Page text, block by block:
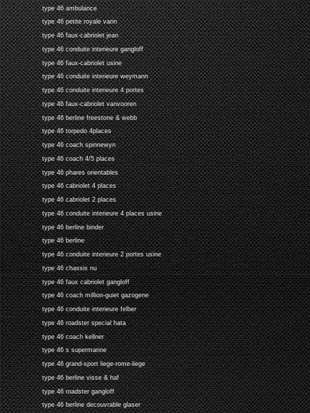
type 46 ambulance
type 46 petite royale varin
type 46 faux-cabriolet jean
type 46 conduite interieure gangloff
type 46 faux-cabriolet usine
type 46 conduite interieure weymann
type 46 conduite interieure 4 portes
type 46 faux-cabriolet vanvooren
type 46 berline freestone & webb
type 46 torpedo 4places
type 46 coach spinnewyn
type 46 coach 4/5 places
type 46 phares orientables
type 46 cabriolet 4 places
type 46 cabriolet 2 places
type 46 conduite interieure 4 places usine
type 46 berline binder
type 46 berline
type 46 conduite interieure 2 portes usine
type 46 chassis nu
type 46 faux cabriolet gangloff
type 46 coach million-guiet gazogene
type 46 conduite interieure felber
type 46 roadster special hata
type 46 coach kellner
type 46 s supermarine
type 46 grand-sport liege-rome-liege
type 46 berline visse & haf
type 46 roadster gangloff
type 46 berline decouvrable glaser